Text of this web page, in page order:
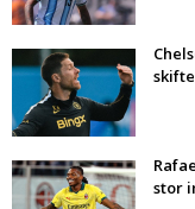
stor